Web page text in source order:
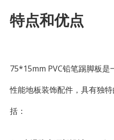
特点和优点
75*15mm PVC铅笔踢脚板是
性能地板装饰配件，具有独
括：